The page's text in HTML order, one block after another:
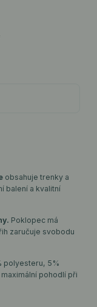
obsahuje trenky a
balení a kvalitní
Poklopec má
zaručuje svobodu
polyesteru, 5%
pohodlí při